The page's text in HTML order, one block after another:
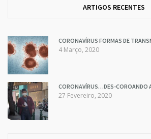
ARTIGOS RECENTES
CORONAVÍRUS FORMAS DE
4 Março, 2020
CORONAVÍRUS…DES-COROANDO
27 Fevereiro, 2020